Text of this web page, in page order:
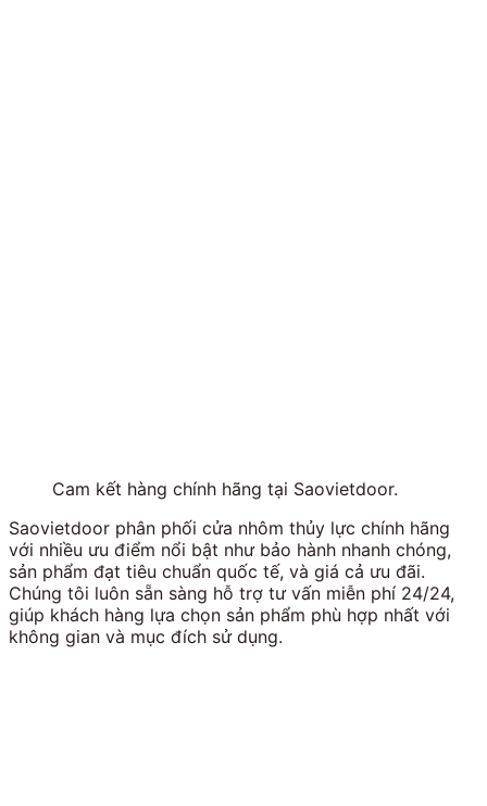
Cam kết hàng chính hãng tại Saovietdoor.
Saovietdoor phân phối cửa nhôm thủy lực chính hãng
với nhiều ưu điểm nổi bật như bảo hành nhanh chóng,
sản phẩm đạt tiêu chuẩn quốc tế, và giá cả ưu đãi.
Chúng tôi luôn sẵn sàng hỗ trợ tư vấn miễn phí 24/24,
giúp khách hàng lựa chọn sản phẩm phù hợp nhất với
không gian và mục đích sử dụng.